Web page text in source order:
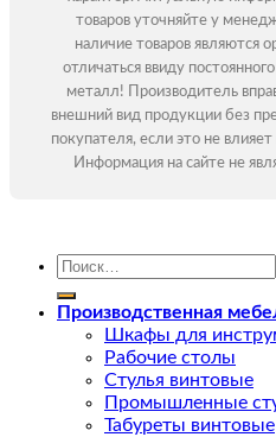
товаров уточняйте у
наличие товаров являются
отличаться ввиду
металл! Производитель
внешний вид продукции без
покупателя, если это не
Информация на сайте не
Искать:
Производственная
Шкафы для
Рабочие столы
Стулья винтовые
Промышленные
Табуреты винтовые